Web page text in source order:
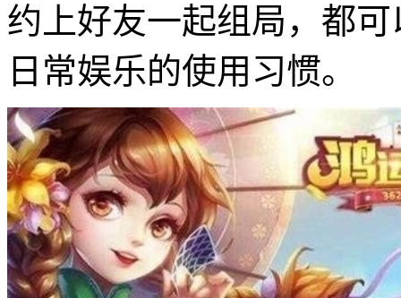
约上好友一起组局，都
日常娱乐的使用习惯。